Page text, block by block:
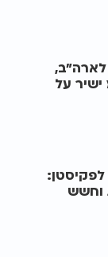
על
לפקיסטן:
וחשש